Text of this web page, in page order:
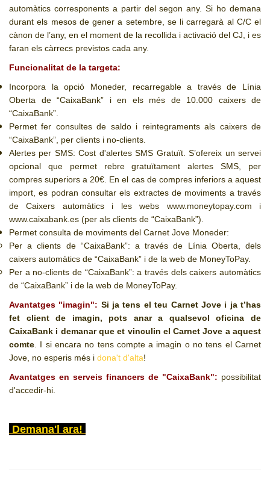
automàtics corresponents a partir del segon any. Si ho demana
durant els mesos de gener a setembre, se li carregarà al C/C el
cànon de l’any, en el moment de la recollida i activació del CJ, i es
faran els càrrecs previstos cada any.
Funcionalitat de la targeta:
Incorpora la opció Moneder, recarregable a través de Línia
Oberta de “CaixaBank” i en els més de 10.000 caixers de
“CaixaBank”.
Permet fer consultes de saldo i reintegraments als caixers de
“CaixaBank”, per clients i no-clients.
Alertes per SMS: Cost d'alertes SMS Gratuït. S’ofereix un servei
opcional que permet rebre gratuïtament alertes SMS, per
compres superiors a 20€. En el cas de compres inferiors a aquest
import, es podran consultar els extractes de moviments a través
de Caixers automàtics i les webs www.moneytopay.com i
www.caixabank.es (per als clients de “CaixaBank”).
Permet consulta de moviments del Carnet Jove Moneder:
Per a clients de “CaixaBank”: a través de Línia Oberta, dels
caixers automàtics de “CaixaBank” i de la web de MoneyToPay.
Per a no-clients de “CaixaBank”: a través dels caixers automàtics
de “CaixaBank” i de la web de MoneyToPay.
Avantatges "imagin": Si ja tens el teu Carnet Jove i ja t’has
fet client de imagin, pots anar a qualsevol oficina de
CaixaBank i demanar que et vinculin el Carnet Jove a aquest
comte . I si encara no tens compte a imagin o no tens el Carnet
Jove, no esperis més i dona't d'alta!
Avantatges en serveis financers de "CaixaBank": possibilitat
d'accedir-hi.
Demana'l ara!